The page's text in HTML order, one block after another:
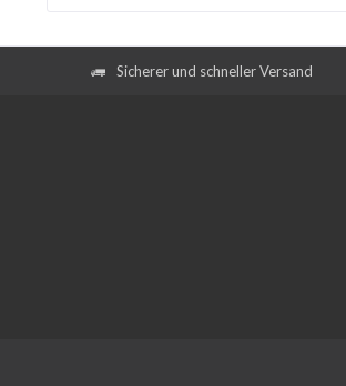
Sicherer und schneller Versand